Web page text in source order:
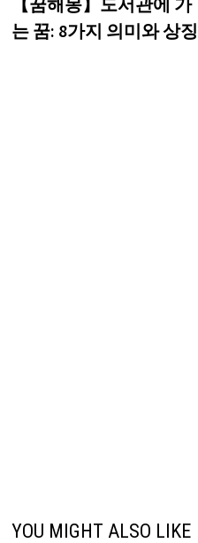
탐
색
는 꿈: 8가지 의미와 상징
YOU MIGHT ALSO LIKE